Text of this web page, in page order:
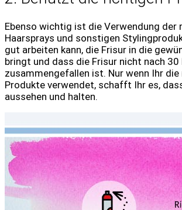
Ebenso wichtig ist die Verwendung der
Haarsprays und sonstigen
gut arbeiten kann, die Frisur in die
bringt und dass die Frisur nicht nach 30
zusammengefallen ist. Nur wenn Ihr
Produkte verwendet, schafft Ihr es,
aussehen und halten.